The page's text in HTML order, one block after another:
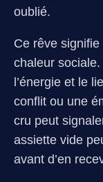
oublié.
Ce rêve
chaleur
l’énergie et le
conflit ou une
cru peut
assiette vide
avant d’en